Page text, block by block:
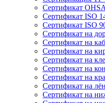
Сертификат
Сертификат ISO
Сертификат ISO
Сертификат на
Сертификат на
Сертификат на
Сертификат на
Сертификат на
Сертификат на
Сертификат на лён
Сертификат на